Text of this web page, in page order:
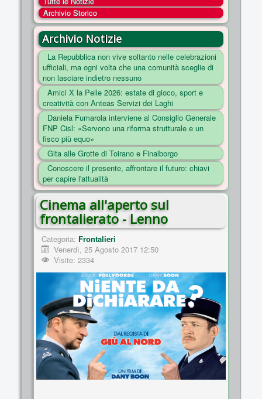
COSA FACCIAMO
ENTI
NOTIZIE
ESSENZIALI
MAPPA DEL SITO
CONVENZIONI
FOTO
SOCIAL
Archivio Storico
Archivio Notizie
La Repubblica non vive soltanto nelle celebrazioni
ufficiali, ma ogni volta che una comunità sceglie di
non lasciare indietro nessuno
Amici X la Pelle 2026: estate di gioco, sport e
creatività con Anteas Servizi dei Laghi
Daniela Fumarola interviene al Consiglio Generale
FNP Cisl: «Servono una riforma strutturale e un
fisco più equo»
Gita alle Grotte di Toirano e Finalborgo
Conoscere il presente, affrontare il futuro: chiavi
per capire l'attualità
Cinema all'aperto sul
frontalierato - Lenno
Categoria: Frontalieri
Venerdì, 25 Agosto 2017 12:50
Visite: 2334